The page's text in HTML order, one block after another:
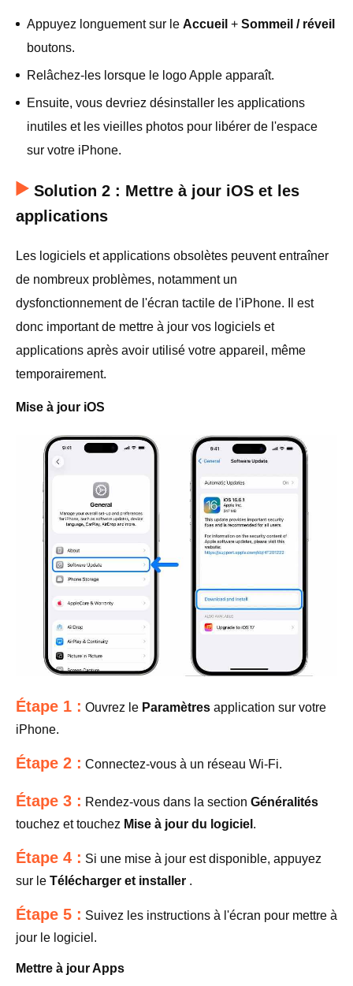
Appuyez longuement sur le Accueil + Sommeil / réveil
boutons.
Relâchez-les lorsque le logo Apple apparaît.
Ensuite, vous devriez désinstaller les applications
inutiles et les vieilles photos pour libérer de l'espace
sur votre iPhone.
Solution 2 : Mettre à jour iOS et les
applications
Les logiciels et applications obsolètes peuvent entraîner
de nombreux problèmes, notamment un
dysfonctionnement de l'écran tactile de l'iPhone. Il est
donc important de mettre à jour vos logiciels et
applications après avoir utilisé votre appareil, même
temporairement.
Mise à jour iOS
Étape 1 : Ouvrez le Paramètres application sur votre
iPhone.
Étape 2 : Connectez-vous à un réseau Wi-Fi.
Étape 3 : Rendez-vous dans la section Généralités
touchez et touchez Mise à jour du logiciel .
Étape 4 : Si une mise à jour est disponible, appuyez
sur le Télécharger et installer .
Étape 5 : Suivez les instructions à l'écran pour mettre à
jour le logiciel.
Mettre à jour Apps